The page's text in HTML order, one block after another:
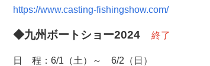
https://www.casting-fishingshow.com/
◆九州ボートショー2024 終了
日 程：6/1 （土）～ 6/2 （日）